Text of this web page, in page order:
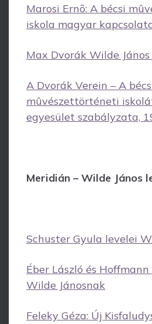
Marosi Ernõ: A bécsi
iskola magyar
Max Dvorák Wilde
A Dvorák Verein – A
mûvészettörténeti
egyesület szabályzata,
Meridián – Wilde János
Schuster Gyula levelei
Éber László és
Wilde Jánosnak
Feleky Géza: Új